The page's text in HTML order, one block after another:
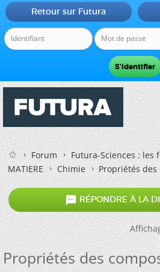
Retour sur Futura
Forum
Futura-Sciences : les
MATIERE
Chimie Propriétés
 RÉPONDRE À LA
Propriétés des